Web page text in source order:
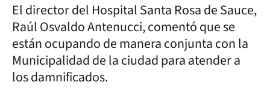
El director del Hospital Santa Rosa de Sauce,
Raúl Osvaldo Antenucci, comentó que se
están ocupando de manera conjunta con la
Municipalidad de la ciudad para atender a
los damnificados.